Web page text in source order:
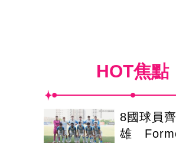
HOT焦點
8國球員
雄